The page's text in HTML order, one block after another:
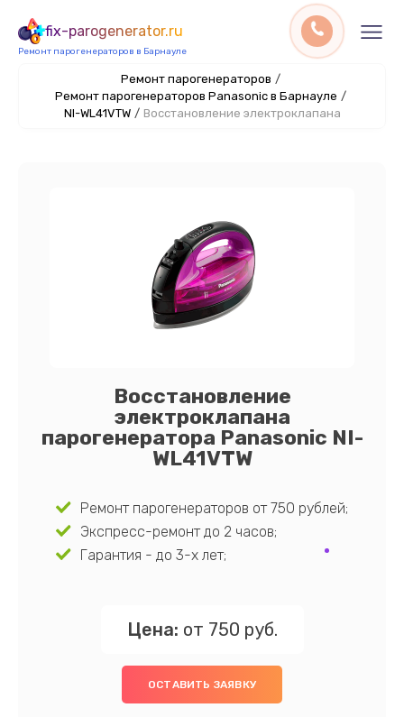
fix-parogenerator.ru
Ремонт парогенераторов в Барнауле
Ремонт парогенераторов /
Ремонт парогенераторов Panasonic в Барнауле /
NI-WL41VTW / Восстановление электроклапана
Восстановление
электроклапана
парогенератора Panasonic NI-
WL41VTW
Ремонт парогенераторов от 750 рублей;
Экспресс-ремонт до 2 часов;
Гарантия - до 3-х лет;
Цена: от 750 руб.
ОСТАВИТЬ ЗАЯВКУ